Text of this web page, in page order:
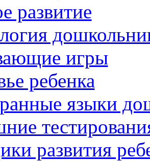
развитие
игры
ребенка
языки
развития